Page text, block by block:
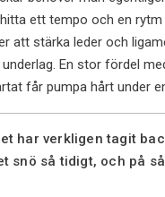
ett tempo och en rytm
att stärka leder och
En stor fördel
får pumpa hårt under
har verkligen tagit
snö så tidigt, och på